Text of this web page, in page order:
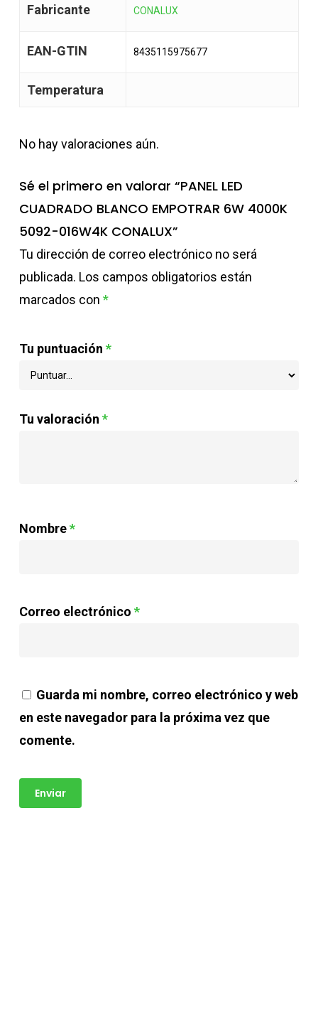
Fabricante CONALUX
EAN-GTIN 8435115975677
Temperatura
No hay valoraciones aún.
Sé el primero en valorar “PANEL LED
CUADRADO BLANCO EMPOTRAR 6W 4000K
5092-016W4K CONALUX”
Tu dirección de correo electrónico no será
publicada. Los campos obligatorios están
marcados con *
Tu puntuación *
Tu valoración *
Nombre*
Correo electrónico *
Guarda mi nombre, correo electrónico y web
en este navegador para la próxima vez que
comente.